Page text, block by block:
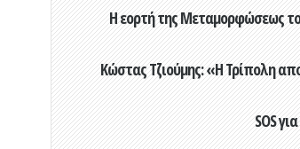
Η εορτή της Μεταμορφώσεως
Κώστας Τζιούμης: «Η Τρίπολη
SOS